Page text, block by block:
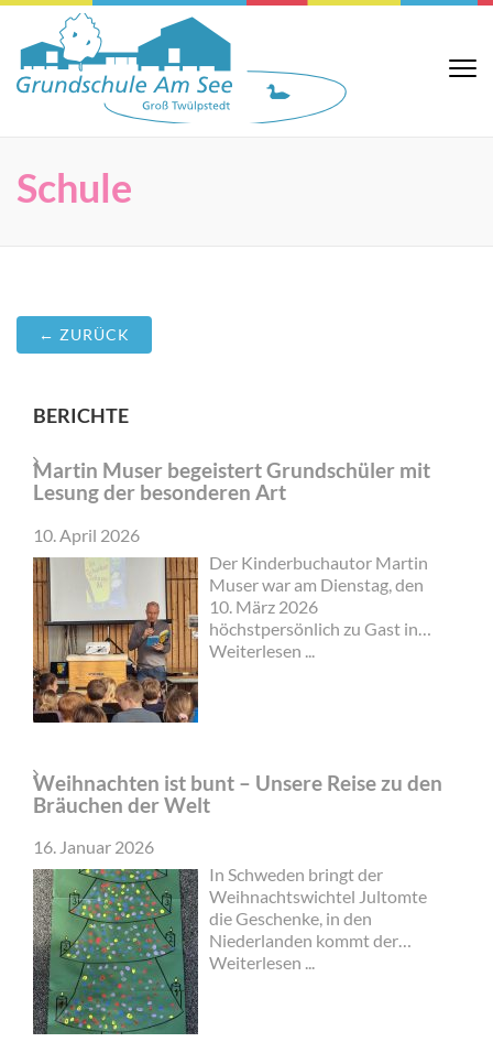
Zum
Inhalt
springen
(Eingabetaste
Schule
← ZURÜCK
BERICHTE
Martin Muser begeistert Grundschüler mit
Lesung der besonderen Art
10. April 2026
Der Kinderbuchautor Martin
Muser war am Dienstag, den
10. März 2026
höchstpersönlich zu Gast in
der Grundschule Am See in
Sisbeck. Mit seinem Klapprad
machte er sich dann am
Weiterlesen ...
Weihnachten ist bunt – Unsere Reise zu den
Bräuchen der Welt
16. Januar 2026
In Schweden bringt der
Weihnachtswichtel Jultomte
die Geschenke, in den
Niederlanden kommt der
Sinterklaas und in England
Weiterlesen ...